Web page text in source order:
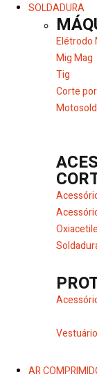
SOLDADURA
Elétrodo
Mig Mag
Tig
Corte
AR